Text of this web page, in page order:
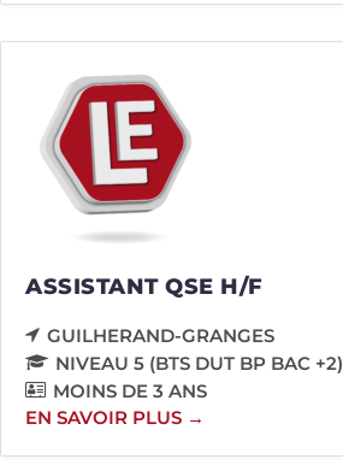
ASSISTANT QSE H/F
GUILHERAND-GRANGES
NIVEAU 5 (BTS DUT BP BAC +2)
MOINS DE 3 ANS
EN SAVOIR PLUS